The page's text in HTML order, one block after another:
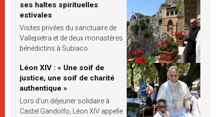
ses haltes spirituelles
estivales
Visites privées du sanctuaire de
Vallepietra et de deux monastères
bénédictins à Subiaco
Léon XIV : « Une soif de
justice, une soif de charité
authentique »
Lors d’un déjeuner solidaire à
Castel Gandolfo, Léon XIV appelle